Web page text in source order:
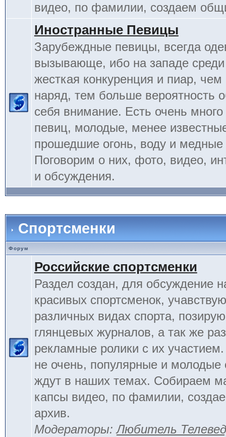
видео, по фамилии, создаем
Иностранные Певицы
Зарубеждные певицы, всегда
вызывающе, ибо на западе среди
жесткая конкуренция и пиар, чем
наряд, тем больше вероятность
себя внимание. Есть очень
певиц, молодые, менее
прошедшие огонь, воду и медные
Поговорим о них, фото, видео,
и обсуждения.
Спортсменки
Форум
Российские спортсменки
Раздел создан, для обсуждение
красивых спортсменок,
различных видах спорта,
глянцевых журналов, а так же
рекламные ролики с их
не очень, популярные и молодые
ждут в наших темах. Собираем
капсы видео, по фамилии,
архив.
Модераторы:Любитель